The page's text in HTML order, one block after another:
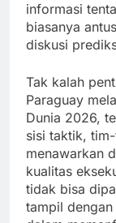
informasi
biasanya
diskusi
Tak kalah
Paraguay
Dunia 2026,
sisi taktik,
menawarkan
kualitas
tidak bisa
tampil